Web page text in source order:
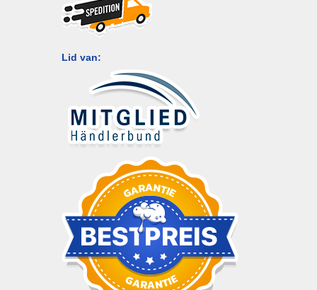
Lid van: